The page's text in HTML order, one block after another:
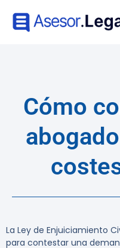
Cómo
La Ley de Enjuiciamiento
para contestar una